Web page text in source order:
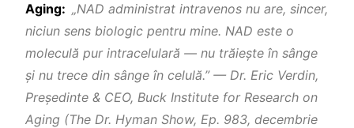
Aging: „NAD administrat intravenos nu are, sincer,
niciun sens biologic pentru mine. NAD este o
moleculă pur intracelulară — nu trăieşte în sânge
şi nu trece din sânge în celulă.” — Dr. Eric Verdin,
Preşedinte & CEO, Buck Institute for Research on
Aging (The Dr. Hyman Show, Ep. 983, decembrie